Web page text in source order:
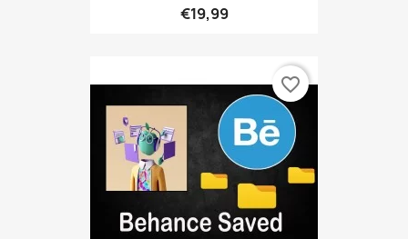
€19,99
favorite_border